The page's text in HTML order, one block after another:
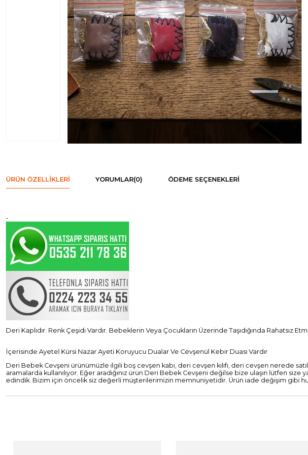
ÜRÜN ÖZELLIKLERI YORUMLAR(0) ÖDEME SEÇENEKLERI
-
Deri Kaplıdır. Renk Çeşidi Vardır. Bebeklerin Veya Çocukların Üzerinde Taşıdığında Rahatsız
İçerisinde Ayetel Kürsi Nazar Ayeti Koruyucu Dualar Ve Cevşenül Kebir Duası Vardır
Deri Bebek Cevşeni ürünümüzle ilgili boş cevşen kabı, deri cevşen kılıfı, deri cevşen nerede
aramalarda kullanılıyor. Eğer aradığınız ürün Deri Bebek Cevşeni değilse bize ulaşın lütfen
edindik. Bizim için öncelik siz değerli müşterilerimizin memnuniyetidir. Ürün iade değişim gibi